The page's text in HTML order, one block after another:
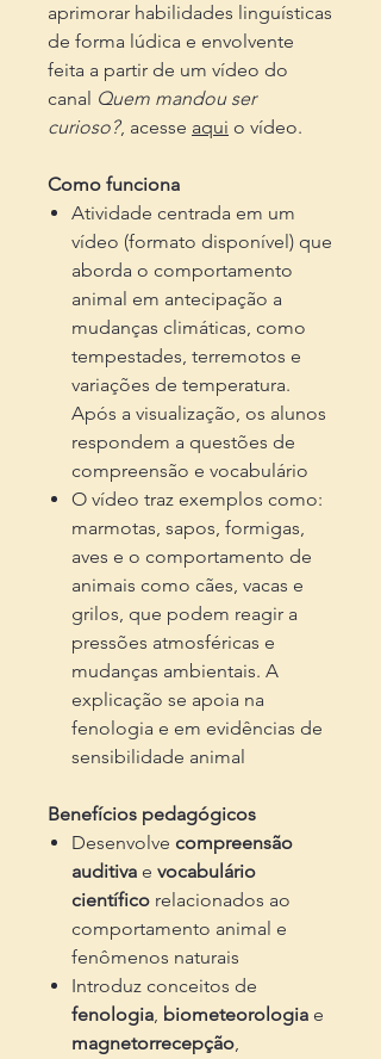
aprimorar habilidades linguísticas
de forma lúdica e envolvente
feita a partir de um vídeo do
canal Quem mandou ser
curioso?, acesse aqui o vídeo.
Como funciona
Atividade centrada em um
vídeo (formato disponível) que
aborda o comportamento
animal em antecipação a
mudanças climáticas, como
tempestades, terremotos e
variações de temperatura.
Após a visualização, os alunos
respondem a questões de
compreensão e vocabulário
O vídeo traz exemplos como:
marmotas, sapos, formigas,
aves e o comportamento de
animais como cães, vacas e
grilos, que podem reagir a
pressões atmosféricas e
mudanças ambientais. A
explicação se apoia na
fenologia e em evidências de
sensibilidade animal
Benefícios pedagógicos
Desenvolve compreensão
auditiva e vocabulário
científico relacionados ao
comportamento animal e
fenômenos naturais
Introduz conceitos de
fenologia, biometeorologia e
magnetorrecepção,